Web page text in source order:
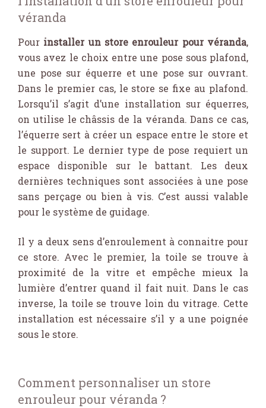
véranda
Pour installer un store enrouleur pour véranda,
vous avez le choix entre une pose sous plafond,
une pose sur équerre et une pose sur ouvrant.
Dans le premier cas, le store se fixe au plafond.
Lorsqu’il s’agit d’une installation sur équerres,
on utilise le châssis de la véranda. Dans ce cas,
l’équerre sert à créer un espace entre le store et
le support. Le dernier type de pose requiert un
espace disponible sur le battant. Les deux
dernières techniques sont associées à une pose
sans perçage ou bien à vis. C’est aussi valable
pour le système de guidage.
Il y a deux sens d’enroulement à connaitre pour
ce store. Avec le premier, la toile se trouve à
proximité de la vitre et empêche mieux la
lumière d’entrer quand il fait nuit. Dans le cas
inverse, la toile se trouve loin du vitrage. Cette
installation est nécessaire s’il y a une poignée
sous le store.
Comment personnaliser un store
enrouleur pour véranda ?